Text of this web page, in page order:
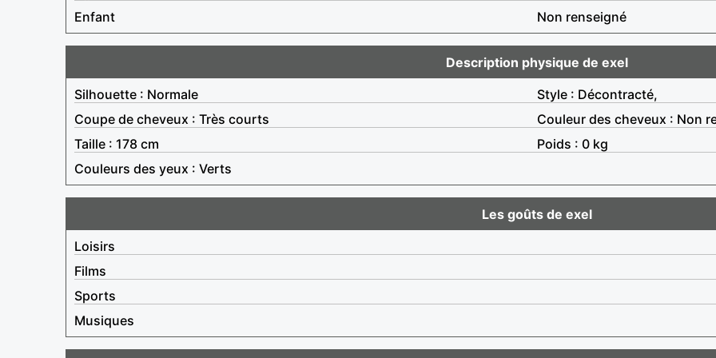
Enfant
Non renseigné
Description physique de exel
Silhouette : Normale
Style : Décontracté,
Coupe de cheveux : Très courts
Couleur des cheveux : Non
Taille : 178 cm
Poids : 0 kg
Couleurs des yeux : Verts
Les goûts de exel
Loisirs
Films
Sports
Musiques